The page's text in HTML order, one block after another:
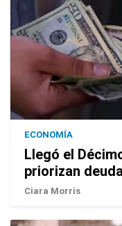
ECONOMÍA
Llegó el
priorizan
Ciara Morris